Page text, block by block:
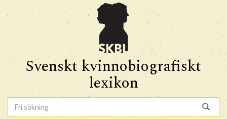
Svenskt kvinnobiografiskt
lexikon